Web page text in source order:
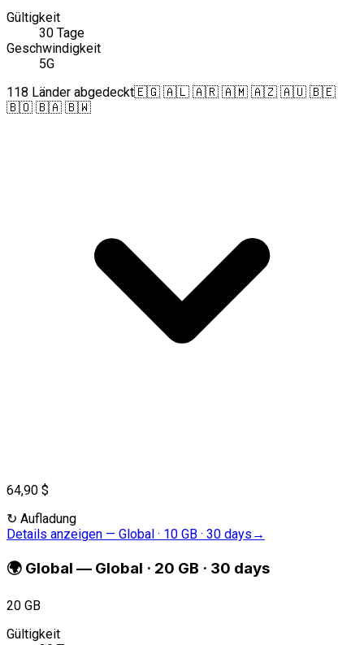
Gültigkeit
30 Tage
Geschwindigkeit
5G
118 Länder abgedeckt🇪🇬 🇦🇱 🇦🇷 🇦🇲 🇦🇿 🇦🇺 🇧🇪
🇧🇴 🇧🇦 🇧🇼
64,90 $
↻ Aufladung
Details anzeigen — Global · 10 GB · 30 days →
🌍 Global — Global · 20 GB · 30 days
20 GB
Gültigkeit